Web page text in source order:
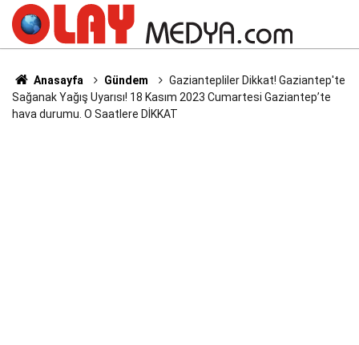
Anasayfa Gündem
Gaziantepliler Dikkat! Gaziantep'te
Sağanak Yağış Uyarısı! 18 Kasım 2023 Cumartesi Gaziantep’te
hava durumu. O Saatlere DİKKAT